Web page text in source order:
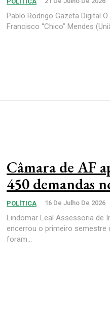
Pablo Rodrigo Gazeta Digital
Francisco “Chico” Mendes
Câmara de AF
450 demandas
POLÍTICA 16 De Julho De 2026
Lindomar Leal Assessoria de
encerrou o primeiro semestre
foram...